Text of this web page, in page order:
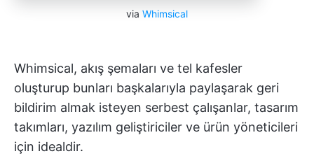
via Whimsical
Whimsical, akış şemaları ve tel kafesler
oluşturup bunları başkalarıyla paylaşarak geri
bildirim almak isteyen serbest çalışanlar, tasarım
takımları, yazılım geliştiriciler ve ürün yöneticileri
için idealdir.